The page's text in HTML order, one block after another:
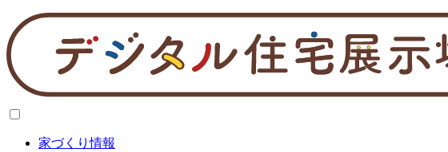
家づくり情報